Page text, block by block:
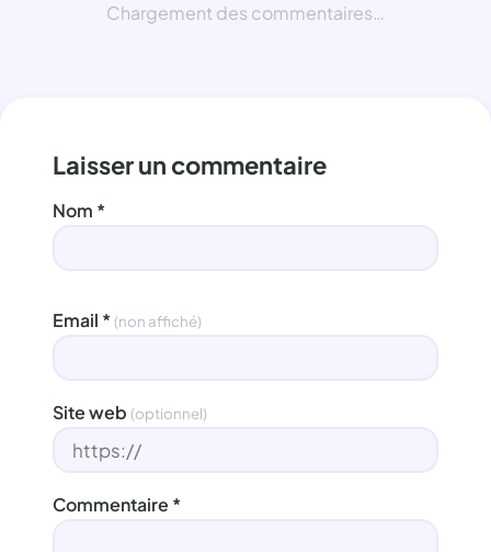
Chargement des commentaires…
Laisser un commentaire
Nom *
Email * (non affiché)
Site web (optionnel)
Commentaire *